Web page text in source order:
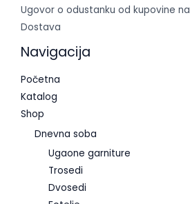
Ugovor o odustanku od kupovine
Dostava
Navigacija
Početna
Katalog
Shop
Dnevna soba
Ugaone garniture
Trosedi
Dvosedi